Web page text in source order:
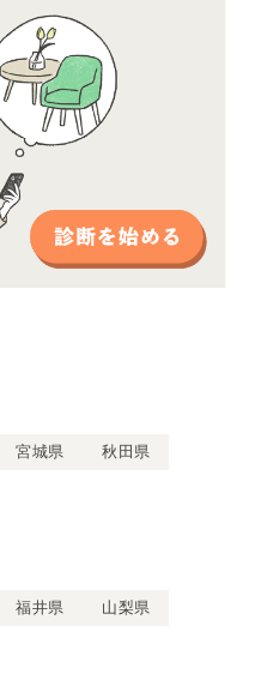
宮城県
秋田県
福井県
山梨県